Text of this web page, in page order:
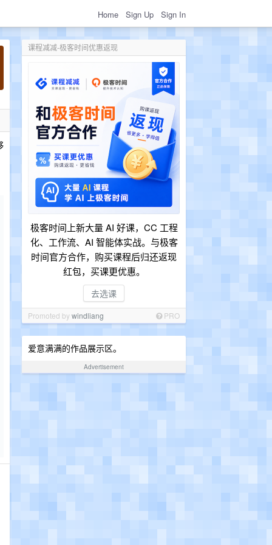
Home Sign Up Sign In
课程减减-极客时间优惠返现
极客时间上新大量 AI 好课，CC 工程
化、工作流、AI 智能体实战。与极客
时间官方合作，购买课程后归还返现
红包，买课更优惠。
去选课
Promoted bywindliang PRO
爱意满满的作品展示区。
Advertisement